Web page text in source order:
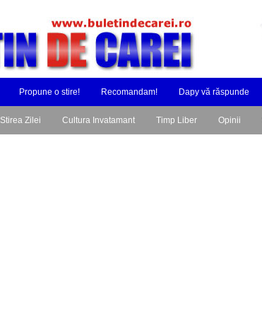
Propune o stire! Recomandam! Dapy vă răspunde
Stirea Zilei Cultura Invatamant Timp Liber Opinii